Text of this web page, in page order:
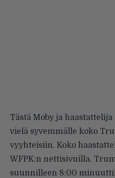
Tästä Moby ja haastattelija
vielä syvemmälle koko
vyyhteisiin. Koko
WFPK:n nettisivuilla.
suunnilleen 8:00